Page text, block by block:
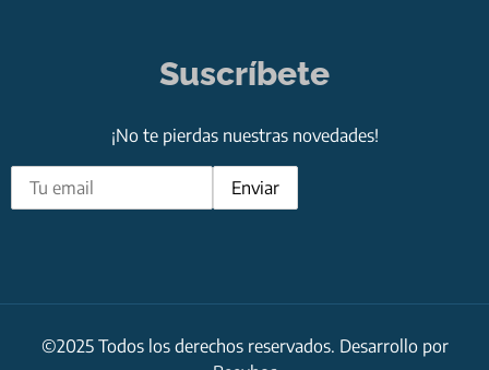
Suscríbete
¡No te pierdas nuestras novedades!
©2025 Todos los derechos reservados. Desarrollo por